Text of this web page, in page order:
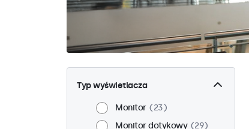
Typ wyświetlacza
Monitor
23
Monitor dotykowy
29